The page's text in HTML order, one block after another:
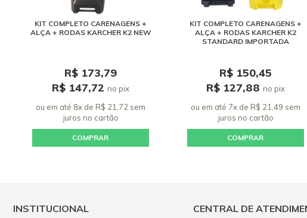
KIT COMPLETO CARENAGENS +
ALÇA + RODAS KARCHER K2 NEW
R$ 173,79
R$ 147,72 no pix
ou em até 8x de R$ 21,72 sem
juros no cartão
COMPRAR
KIT COMPLETO CARENAGENS +
ALÇA + RODAS KARCHER K2
STANDARD IMPORTADA
R$ 150,45
R$ 127,88 no pix
ou em até 7x de R$ 21,49 sem
juros no cartão
COMPRAR
INSTITUCIONAL CENTRAL DE